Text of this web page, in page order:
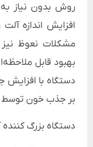
روش بدون نیاز
افزایش اندازه
مشکلات نعوظ نیز
بهبود قابل
دستگاه با افزایش
بر جذب خون توسط
دستگاه بزرگ کننده